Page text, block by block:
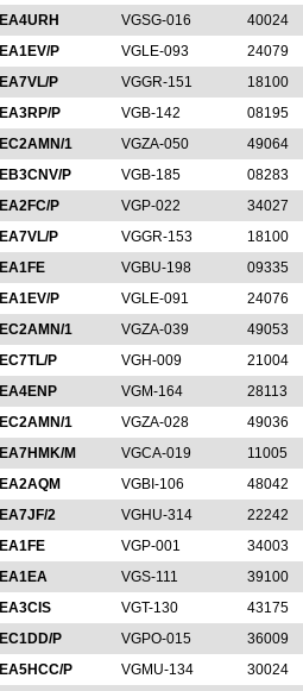
EA4URH
VGSG-016 40024
EA1EV/P
VGLE-093 24079
EA7VL/P
VGGR-151 18100
EA3RP/P
VGB-142 08195
EC2AMN/1
VGZA-050 49064
EB3CNV/P
VGB-185 08283
EA2FC/P
VGP-022 34027
EA7VL/P
VGGR-153 18100
EA1FE
VGBU-198 09335
EA1EV/P
VGLE-091 24076
EC2AMN/1
VGZA-039 49053
EC7TL/P
VGH-009 21004
EA4ENP
VGM-164 28113
EC2AMN/1
VGZA-028 49036
EA7HMK/M
VGCA-019 11005
EA2AQM
VGBI-106 48042
EA7JF/2
VGHU-314 22242
EA1FE
VGP-001 34003
EA1EA
VGS-111 39100
EA3CIS
VGT-130 43175
EC1DD/P
VGPO-015 36009
EA5HCC/P
VGMU-134 30024